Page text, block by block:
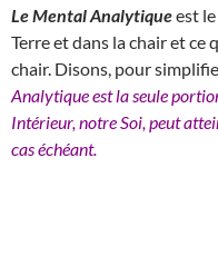
Le Mental Analytiqueest
Terre et dans la chair et ce
chair. Disons, pour
Analytique est la seule
Intérieur, notre Soi, peut
cas échéant.